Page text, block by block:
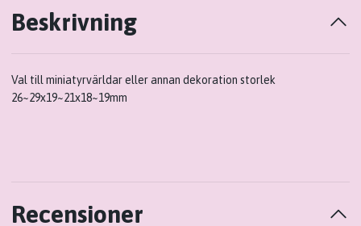
Beskrivning
Val till miniatyrvärldar eller annan dekoration storlek
26~29x19~21x18~19mm
Recensioner